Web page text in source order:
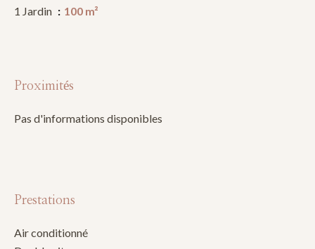
1 Jardin
100 m²
Proximités
Pas d'informations disponibles
Prestations
Air conditionné